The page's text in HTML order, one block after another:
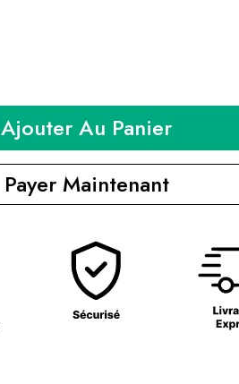
Ajouter Au Panier
Payer Maintenant